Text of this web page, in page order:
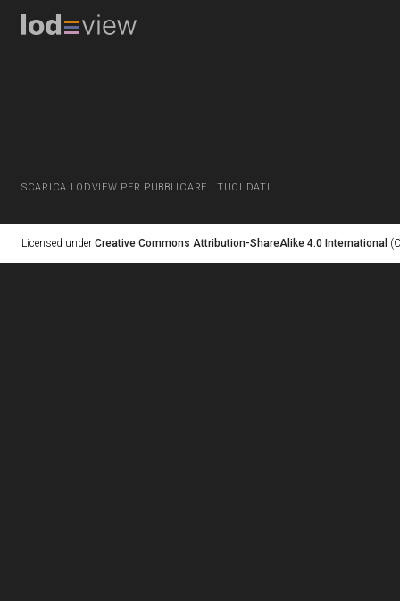
SCARICA LODVIEW PER PUBBLICARE I TUOI DATI
Licensed under Creative Commons Attribution-ShareAlike 4.0 International